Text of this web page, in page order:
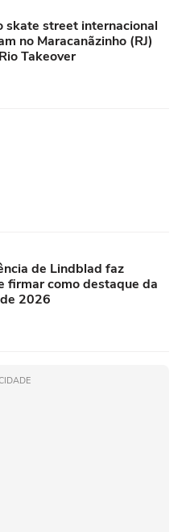
skate street internacional
no Maracanãzinho (RJ)
Takeover
de Lindblad faz
firmar como destaque da
2026